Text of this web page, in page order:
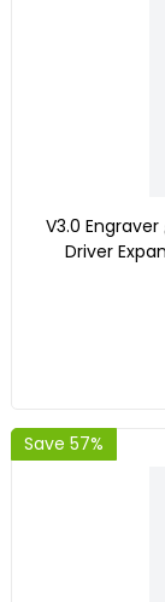
V3.0 Engraver درع CNC+R3 لوحة+4pcs A4988/DRV8825
Save 57%